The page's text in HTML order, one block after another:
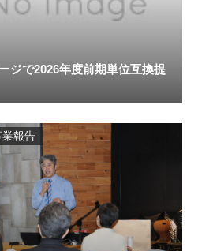
ジで2026年度前期単位互換提
業報告